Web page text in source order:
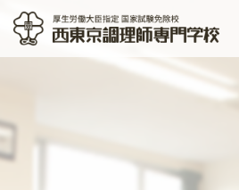
働大臣指定国家試験免除校